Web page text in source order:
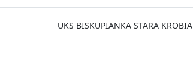
UKS BISKUPIANKA STARA KROBIA